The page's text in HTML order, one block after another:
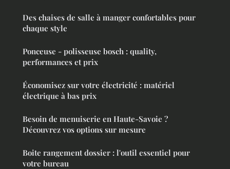
Des chaises de salle à manger confortables pour
chaque style
Ponceuse - polisseuse bosch : quality,
performances et prix
Économisez sur votre électricité : matériel
électrique à bas prix
Besoin de menuiserie en Haute-Savoie ?
Découvrez vos options sur mesure
Boite rangement dossier : l'outil essentiel pour
votre bureau